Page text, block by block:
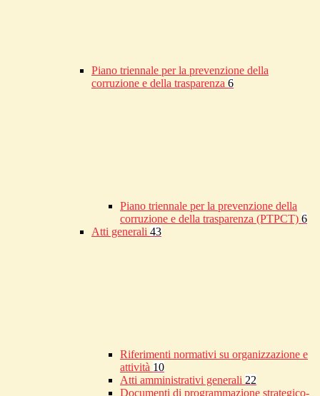
Piano triennale per la prevenzione della
corruzione e della trasparenza 6
Piano triennale per la prevenzione della
corruzione e della trasparenza (PTPCT) 6
Atti generali 43
Riferimenti normativi su organizzazione e
attività 10
Atti amministrativi generali 22
Documenti di programmazione strategico-